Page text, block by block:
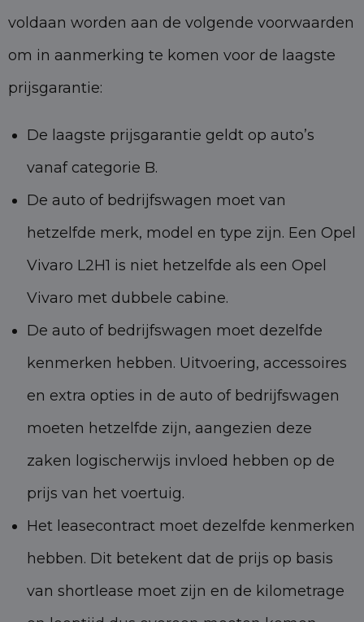
voldaan worden aan de volgende voorwaarden
om in aanmerking te komen voor de laagste
prijsgarantie:
De laagste prijsgarantie geldt op auto’s
vanaf categorie B.
De auto of bedrijfswagen moet van
hetzelfde merk, model en type zijn. Een Opel
Vivaro L2H1 is niet hetzelfde als een Opel
Vivaro met dubbele cabine.
De auto of bedrijfswagen moet dezelfde
kenmerken hebben. Uitvoering, accessoires
en extra opties in de auto of bedrijfswagen
moeten hetzelfde zijn, aangezien deze
zaken logischerwijs invloed hebben op de
prijs van het voertuig.
Het leasecontract moet dezelfde kenmerken
hebben. Dit betekent dat de prijs op basis
van shortlease moet zijn en de kilometrage